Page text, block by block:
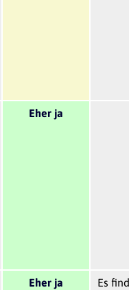
Eher ja
Eher ja
Es